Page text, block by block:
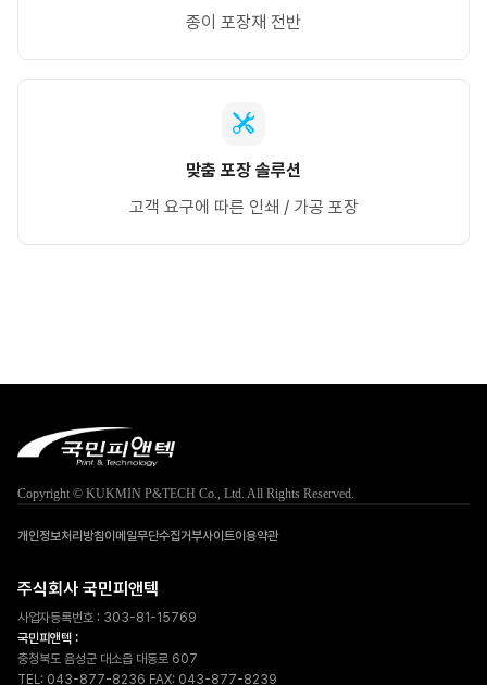
종이 포장재 전반
맞춤 포장 솔루션
고객 요구에 따른 인쇄 / 가공 포장
Copyright © KUKMIN P&TECH Co., Ltd. All Rights Reserved.
개인정보처리방침이메일무단수집거부사이트이용약관
주식회사 국민피앤텍
사업자등록번호 : 303-81-15769
국민피앤텍 :
충청북도 음성군 대소읍 대동로 607
TEL: 043-877-8236 FAX: 043-877-8239